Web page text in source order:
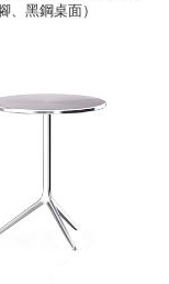
、黑鋼桌面）